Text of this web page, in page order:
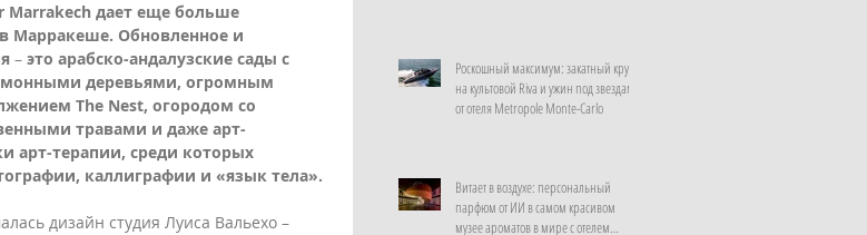
Marrakech дает еще больше
Марракеше. Обновленное и
– это арабско-андалузские сады с
деревьями, огромным
The Nest, огородом со
травами и даже арт-
арт-терапии, среди которых
каллиграфии и «язык тела».
дизайн студия Луиса Вальехо –
Роскошный максимум: закатный круиз
на культовой Riva и ужин под звездами
от отеля Metropole Monte-Carlo
Витает в воздухе: персональный
парфюм от ИИ в самом красивом
музее ароматов в мире с отелем